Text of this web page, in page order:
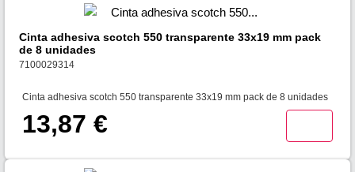
Cinta adhesiva scotch 550 transparente 33x19 mm pack
de 8 unidades
7100029314
Cinta adhesiva scotch 550 transparente 33x19 mm pack de 8 unidades
13,87 €